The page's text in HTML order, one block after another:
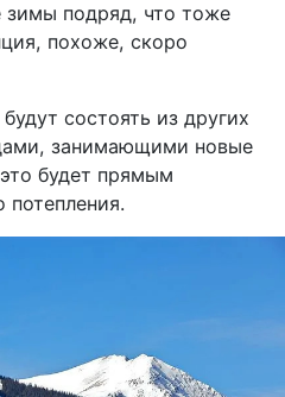
зимы подряд, что тоже
похоже, скоро
состоять из других
занимающими новые
будет прямым
потепления.